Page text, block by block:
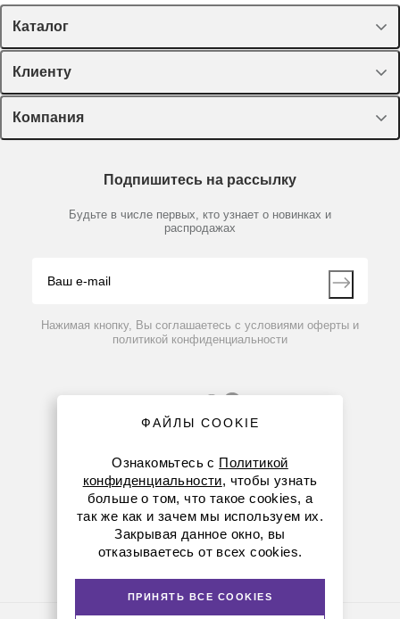
Каталог
Спецпредложения
Оборудование, приборы
Пластик, стекло, принадлежности
Химические реактивы, препараты, наборы
Производители
Клиенту
Лекторий Диаэм
Доставка и оплата
Мобильное приложение
Компания
Партнеры
Контакты
Подпишитесь на рассылку
Будьте в числе первых, кто узнает о новинках и
распродажах
Нажимая кнопку, Вы соглашаетесь с условиями оферты и
политикой конфиденциальности
8 (800) 234-05-08
+7 (912) 658-76-06
ФАЙЛЫ COOKIE
Ознакомьтесь с Политикой
конфиденциальности, чтобы узнать
больше о том, что такое cookies, а
так же как и зачем мы используем их.
Закрывая данное окно, вы
отказываетесь от всех cookies.
ПРИНЯТЬ ВСЕ COOKIES